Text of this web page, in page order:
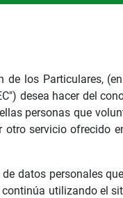
los Particulares,
desea hacer del
personas que
servicio
datos personales
utilizando el